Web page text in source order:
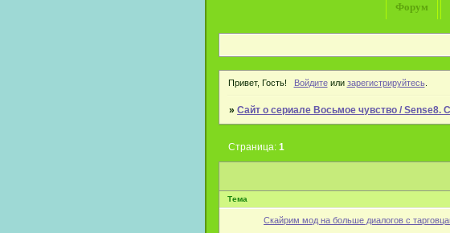
Форум
Привет, Гость! Войдитеили зарегистрируйтесь.
»Сайт о сериале Восьмое чувство / Sense8.
Страница:1
Тема
Скайрим мод на больше диалогов с